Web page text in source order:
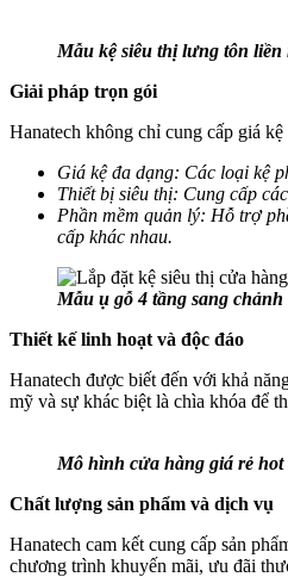
Mẫu kệ siêu thị lưng tôn liền
Giải pháp trọn gói
Hanatech không chỉ cung cấp giá
Giá kệ đa dạng: Các loại kệ
Thiết bị siêu thị: Cung cấp
Phần mềm quản lý: Hỗ trợ
cấp khác nhau.
Mẫu ụ gỗ 4 tầng sang chảnh
Thiết kế linh hoạt và độc đáo
Hanatech được biết đến với khả
mỹ và sự khác biệt là chìa khóa để
Mô hình cửa hàng giá rẻ hot
Chất lượng sản phẩm và dịch vụ
Hanatech cam kết cung cấp sản
chương trình khuyến mãi, ưu đãi